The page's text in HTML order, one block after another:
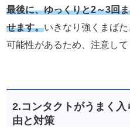
最後に、ゆっくりと2～3回
せます。いきなり強くまば
可能性があるため、注意して
2.コンタクトがうまく
由と対策